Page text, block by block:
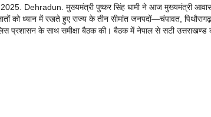
Dehradun. मुख्यमंत्री पुष्कर सिंह धामी ने आज मुख्यमंत्री आवास
को ध्यान में रखते हुए राज्य के तीन सीमांत जनपदों—चंपावत,
प्रशासन के साथ समीक्षा बैठक की। बैठक में नेपाल से सटी उत्तराखण्ड